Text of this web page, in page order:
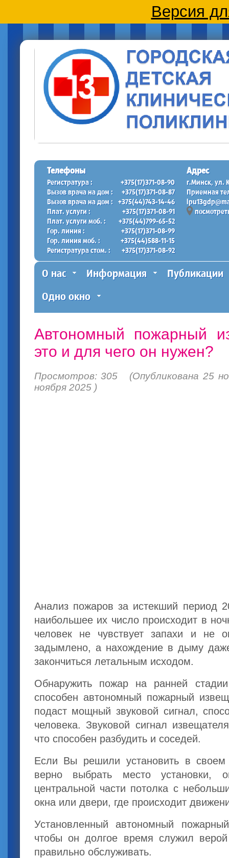
Версия
Телефоны
Регистратура :
+375(17)371-08-90
Вызов врача на дом :
+375(17)371-08-87
Вызов врача на дом : +375(44)743-14-46
Плат. услуги :
+375(17)371-08-91
Плат. услуги моб. :
+375(44)799-65-52
Гор. линия :
+375(17)371-08-99
Гор. линия моб. :
+375(44)588-11-15
Регистратура стом. :
+375(17)371-08-92
Адрес
г.Минск, ул.
Приемная
О нас Информация
Публикации
Одно окно
Автономный пожарный
это и для чего он нужен?
Просмотров: 305 (Опубликована 25
ноября 2025 )
Анализ пожаров за истекший период
наибольшее их число происходит в
человек не чувствует запахи и не
задымлено, а нахождение в дыму
закончиться летальным исходом.
Обнаружить пожар на ранней
способен автономный пожарный
подаст мощный звуковой сигнал,
человека. Звуковой сигнал
что способен разбудить и соседей.
Если Вы решили установить в
верно выбрать место установки,
центральной части потолка с
окна или двери, где происходит
Установленный автономный
чтобы он долгое время служил
правильно обслуживать.